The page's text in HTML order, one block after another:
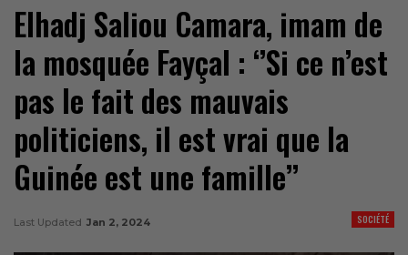
Elhadj Saliou Camara, imam de
la mosquée Fayçal : ‘’Si ce n’est
pas le fait des mauvais
politiciens, il est vrai que la
Guinée est une famille’’
SOCIÉTÉ
Last Updated Jan 2, 2024